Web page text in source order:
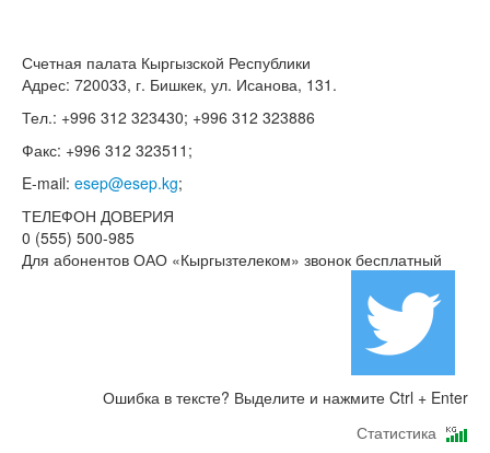
Счетная палата Кыргызской Республики
Адрес: 720033, г. Бишкек, ул. Исанова, 131.
Тел.: +996 312 323430; +996 312 323886
Факс: +996 312 323511;
E-mail: esep@esep.kg;
ТЕЛЕФОН ДОВЕРИЯ
0 (555) 500-985
Для абонентов ОАО «Кыргызтелеком» звонок бесплатный
Ошибка в тексте? Выделите и нажмите Ctrl + Enter
Статистика